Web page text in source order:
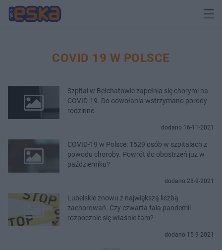
COVID 19 W POLSCE
Szpital w Bełchatowie zapełnia się chorymi na
COVID-19. Do odwołania wstrzymano porody
rodzinne
dodano 16-11-2021
COVID-19 w Polsce: 1529 osób w szpitalach z
powodu choroby. Powrót do obostrzeń już w
październiku?
dodano 28-9-2021
Lubelskie znowu z największą liczbą
zachorowań. Czy czwarta fala pandemii
rozpocznie się właśnie tam?
dodano 15-9-2021